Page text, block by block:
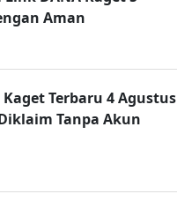
Aman
Terbaru 4 Agustus
Tanpa Akun